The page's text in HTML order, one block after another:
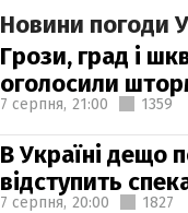
Новини погоди
Грози, град і
оголосили
7 серпня, 21:00 1359
В Україні дещо
відступить
7 серпня, 20:00 1827